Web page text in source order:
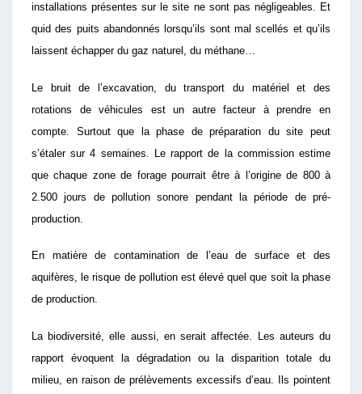
installations présentes sur le site ne sont pas négligeables. Et
quid des puits abandonnés lorsqu’ils sont mal scellés et qu’ils
laissent échapper du gaz naturel, du méthane…
Le bruit de l’excavation, du transport du matériel et des
rotations de véhicules est un autre facteur à prendre en
compte. Surtout que la phase de préparation du site peut
s’étaler sur 4 semaines. Le rapport de la commission estime
que chaque zone de forage pourrait être à l’origine de 800 à
2.500 jours de pollution sonore pendant la période de pré-
production.
En matière de contamination de l’eau de surface et des
aquifères, le risque de pollution est élevé quel que soit la phase
de production.
La biodiversité, elle aussi, en serait affectée. Les auteurs du
rapport évoquent la dégradation ou la disparition totale du
milieu, en raison de prélèvements excessifs d’eau. Ils pointent